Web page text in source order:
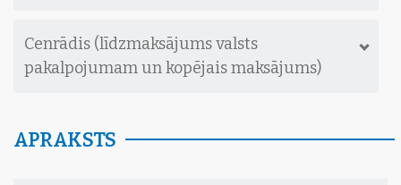
Cenrādis (līdzmaksājums valsts
pakalpojumam un kopējais maksājums)
APRAKSTS